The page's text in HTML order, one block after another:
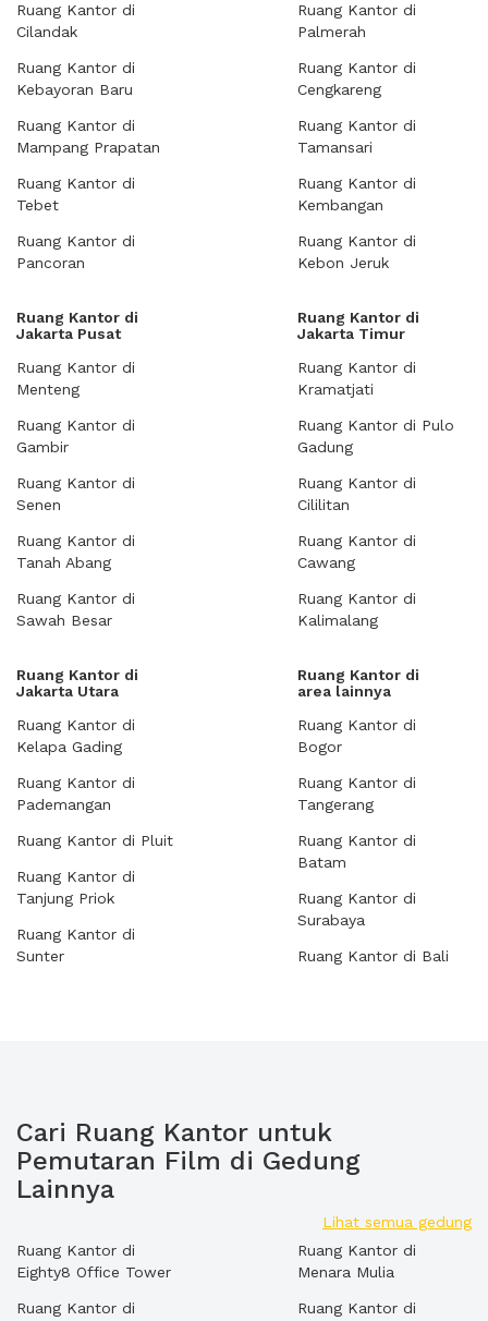
Ruang Kantor di
Cilandak
Ruang Kantor di
Kebayoran Baru
Ruang Kantor di
Mampang Prapatan
Ruang Kantor di
Tebet
Ruang Kantor di
Pancoran
Ruang Kantor di
Palmerah
Ruang Kantor di
Cengkareng
Ruang Kantor di
Tamansari
Ruang Kantor di
Kembangan
Ruang Kantor di
Kebon Jeruk
Ruang Kantor di
Jakarta Pusat
Ruang Kantor di
Menteng
Ruang Kantor di
Gambir
Ruang Kantor di
Senen
Ruang Kantor di
Tanah Abang
Ruang Kantor di
Sawah Besar
Ruang Kantor di
Jakarta Timur
Ruang Kantor di
Kramatjati
Ruang Kantor di Pulo
Gadung
Ruang Kantor di
Cililitan
Ruang Kantor di
Cawang
Ruang Kantor di
Kalimalang
Ruang Kantor di
Jakarta Utara
Ruang Kantor di
Kelapa Gading
Ruang Kantor di
Pademangan
Ruang Kantor di Pluit
Ruang Kantor di
Tanjung Priok
Ruang Kantor di
Sunter
Ruang Kantor di
area lainnya
Ruang Kantor di
Bogor
Ruang Kantor di
Tangerang
Ruang Kantor di
Batam
Ruang Kantor di
Surabaya
Ruang Kantor di Bali
Cari Ruang Kantor untuk
Pemutaran Film di Gedung
Lainnya
Lihat semua gedung
Ruang Kantor di
Eighty8 Office Tower
Ruang Kantor di
Ruang Kantor di
Menara Mulia
Ruang Kantor di